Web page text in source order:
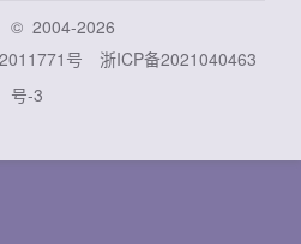
© 2004-2026
号
浙ICP备2021040463
号-3